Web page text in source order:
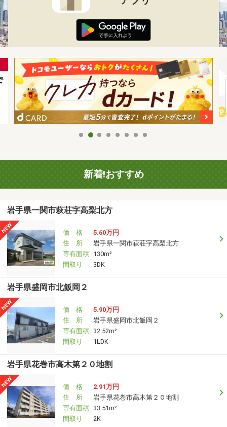
新着!おすすめ
岩手県一関市萩荘字高梨北方
価 格
5.60万円
住 所
岩手県一関市萩荘字高梨北方
専有面積 130m²
間取り
3DK
岩手県盛岡市北飯岡２
価 格
5.90万円
住 所
岩手県盛岡市北飯岡２
専有面積 32.52m²
間取り
1LDK
岩手県花巻市高木第２０地割
価 格
2.91万円
住 所
岩手県花巻市高木第２０地割
専有面積 33.51m²
間取り
2K